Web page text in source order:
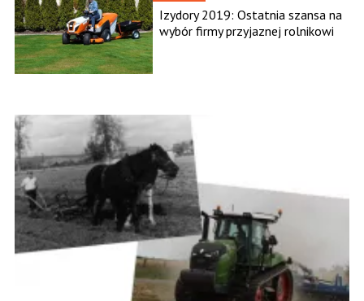
Izydory 2019: Ostatnia szansa na
wybór firmy przyjaznej rolnikowi